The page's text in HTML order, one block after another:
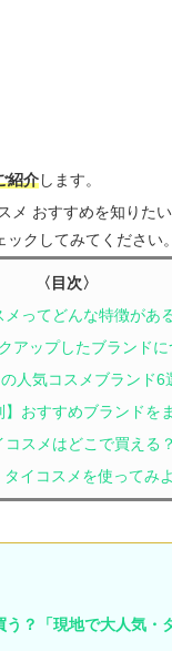
紹介します。
メ おすすめを知りた
クしてみてください。
〈目次〉
メってどんな特徴があ
アップしたブランドに
人気コスメブランド6
】おすすめブランドを
コスメはどこで買える？
イコスメを使ってみ
う？「現地で大人気